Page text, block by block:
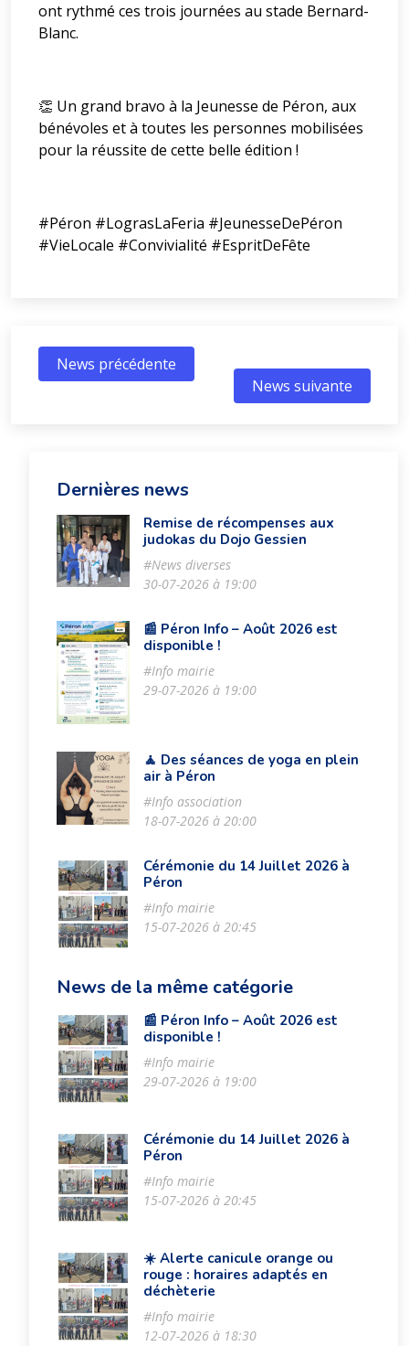
ont rythmé ces trois journées au stade Bernard-
Blanc.
👏 Un grand bravo à la Jeunesse de Péron, aux
bénévoles et à toutes les personnes mobilisées
pour la réussite de cette belle édition !
#Péron #LograsLaFeria #JeunesseDePéron
#VieLocale #Convivialité #EspritDeFête
News précédente
News suivante
Dernières news
Remise de récompenses aux
judokas du Dojo Gessien
#News diverses
30-07-2026 à 19:00
📰 Péron Info – Août 2026 est
disponible !
#Info mairie
29-07-2026 à 19:00
🧘 Des séances de yoga en plein
air à Péron
#Info association
18-07-2026 à 20:00
Cérémonie du 14 Juillet 2026 à
Péron
#Info mairie
15-07-2026 à 20:45
News de la même catégorie
📰 Péron Info – Août 2026 est
disponible !
#Info mairie
29-07-2026 à 19:00
Cérémonie du 14 Juillet 2026 à
Péron
#Info mairie
15-07-2026 à 20:45
☀️ Alerte canicule orange ou
rouge : horaires adaptés en
déchèterie
#Info mairie
12-07-2026 à 18:30